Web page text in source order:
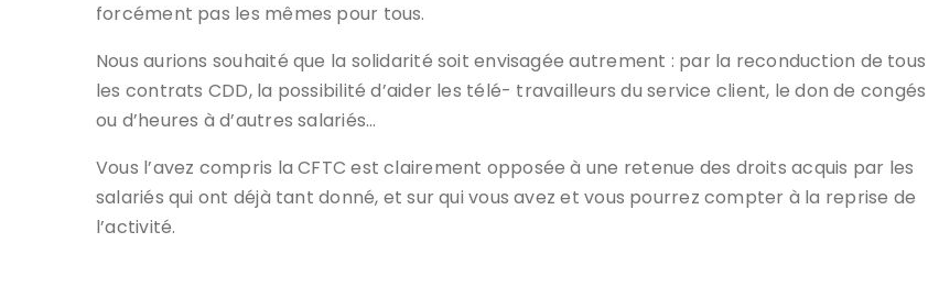
forcément pas les mêmes pour tous.
Nous aurions souhaité que la solidarité soit envisagée autrement : par la reconduction de tous
les contrats CDD, la possibilité d’aider les télé- travailleurs du service client, le don de congés
ou d’heures à d’autres salariés…
Vous l’avez compris la CFTC est clairement opposée à une retenue des droits acquis par les
salariés qui ont déjà tant donné, et sur qui vous avez et vous pourrez compter à la reprise de
l’activité.